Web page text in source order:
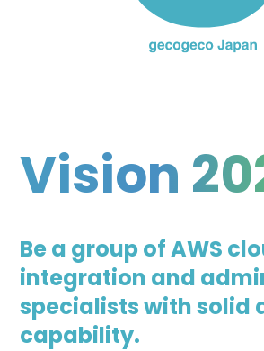
Vision
Be a group of AWS
integration and
specialists with solid
capability.